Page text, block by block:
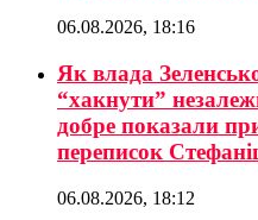
06.08.2026, 18:16
Як влада
“хакнути”
добре показали
переписок
06.08.2026, 18:12